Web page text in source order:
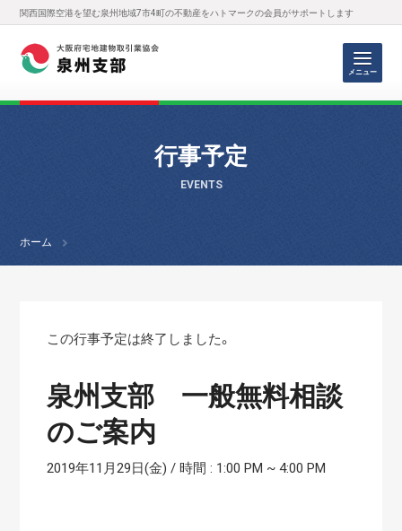
関西国際空港を望む泉州地域7市4町の不動産をハトマークの会員がサポートします
メニュー
行事予定
EVENTS
ホーム
この行事予定は終了しました。
泉州支部 一般無料相談
のご案内
2019年11月29日(金) / 時間 : 1:00 PM ~4:00 PM